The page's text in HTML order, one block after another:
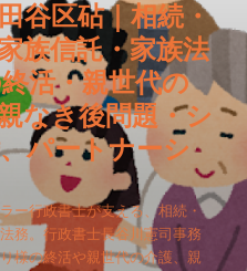
谷区砧｜相続・
族信託・家族法
活・親世代の
なき後問題・シ
パートナーシ
ー行政書士が支える、相続・
務。行政書士長谷川憲司事務
様の終活や親世代の介護、親